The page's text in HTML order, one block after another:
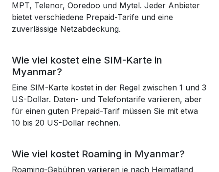
MPT, Telenor, Ooredoo und Mytel. Jeder Anbieter
bietet verschiedene Prepaid-Tarife und eine
zuverlässige Netzabdeckung.
Wie viel kostet eine SIM-Karte in
Myanmar?
Eine SIM-Karte kostet in der Regel zwischen 1 und 3
US-Dollar. Daten- und Telefontarife variieren, aber
für einen guten Prepaid-Tarif müssen Sie mit etwa
10 bis 20 US-Dollar rechnen.
Wie viel kostet Roaming in Myanmar?
Roaming-Gebühren variieren je nach Heimatland